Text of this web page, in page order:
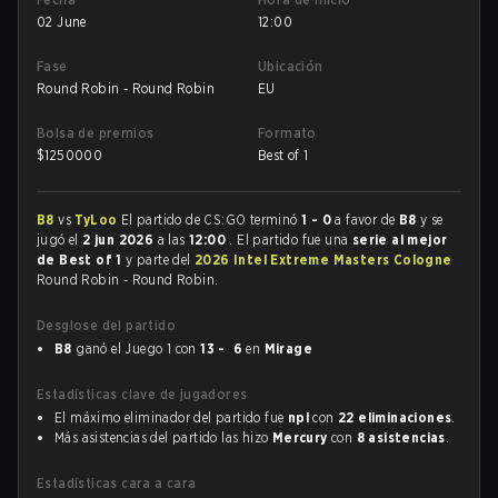
02 June
12:00
Fase
Round Robin - Round Robin
Ubicación
EU
Bolsa de premios
$1250000
Formato
Best of 1
B8vs TyLoo El partido de CS:GO terminó1 - 0 a favor de B8y se
jugó el 2 jun 2026 a las12:00 . El partido fue una serie al mejor
de Best of 1y parte del 2026 Intel Extreme Masters Cologne
Round Robin - Round Robin.
Desglose del partido
B8 ganó el Juego 1 con13 - 6 en Mirage
Estadísticas clave de jugadores
El máximo eliminador del partido fue npl con 22 eliminaciones.
Más asistencias del partido las hizo Mercury con 8 asistencias.
Estadísticas cara a cara